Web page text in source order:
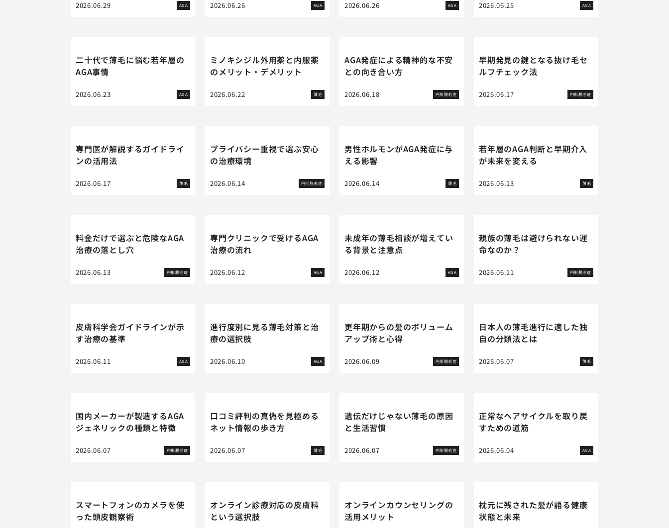
2026.06.29 AGA 2026.06.26 AGA 2026.06.26 AGA 2026.06.25 AGA
二十代で薄毛に悩む若年層の
AGA事情
2026.06.23 AGA
ミノキシジル外用薬と内服薬
のメリット・デメリット
2026.06.22 薄毛
AGA発症による精神的な不安
との向き合い方
2026.06.18 円形脱毛症
早期発見の鍵となる抜け毛セ
ルフチェック法
2026.06.17 円形脱毛症
専門医が解説するガイドライ
ンの活用法
2026.06.17 薄毛
プライバシー重視で選ぶ安心
の治療環境
2026.06.14 円形脱毛症
男性ホルモンがAGA発症に与
える影響
2026.06.14 薄毛
若年層のAGA判断と早期介入
が未来を変える
2026.06.13 薄毛
料金だけで選ぶと危険なAGA
治療の落とし穴
2026.06.13 円形脱毛症
専門クリニックで受けるAGA
治療の流れ
2026.06.12 AGA
未成年の薄毛相談が増えてい
る背景と注意点
2026.06.12 AGA
親族の薄毛は避けられない運
命なのか？
2026.06.11 円形脱毛症
皮膚科学会ガイドラインが示
す治療の基準
2026.06.11 AGA
進行度別に見る薄毛対策と治
療の選択肢
2026.06.10 AGA
更年期からの髪のボリューム
アップ術と心得
2026.06.09 円形脱毛症
日本人の薄毛進行に適した独
自の分類法とは
2026.06.07 薄毛
国内メーカーが製造するAGA
ジェネリックの種類と特徴
2026.06.07 円形脱毛症
口コミ評判の真偽を見極める
ネット情報の歩き方
2026.06.07 薄毛
遺伝だけじゃない薄毛の原因
と生活習慣
2026.06.07 円形脱毛症
正常なヘアサイクルを取り戻
すための道筋
2026.06.04 AGA
スマートフォンのカメラを使
った頭皮観察術
オンライン診療対応の皮膚科
という選択肢
オンラインカウンセリングの
活用メリット
枕元に残された髪が語る健康
状態と未来